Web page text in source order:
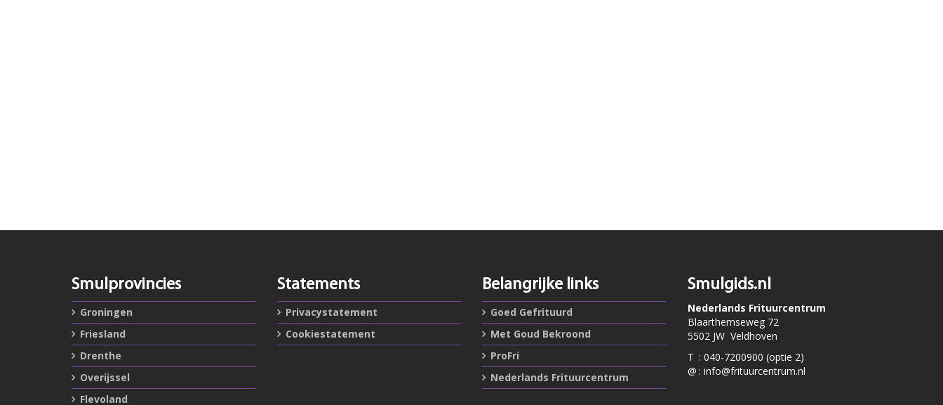
Smulprovincies
Groningen
Friesland
Drenthe
Overijssel
Flevoland
Statements
Privacystatement
Cookiestatement
Belangrijke links
Goed Gefrituurd
Met Goud Bekroond
ProFri
Nederlands Frituurcentrum
Smulgids.nl
Nederlands Frituurcentrum
Blaarthemseweg 72
5502 JW Veldhoven
T : 040-7200900 (optie 2)
@ : info@frituurcentrum.nl